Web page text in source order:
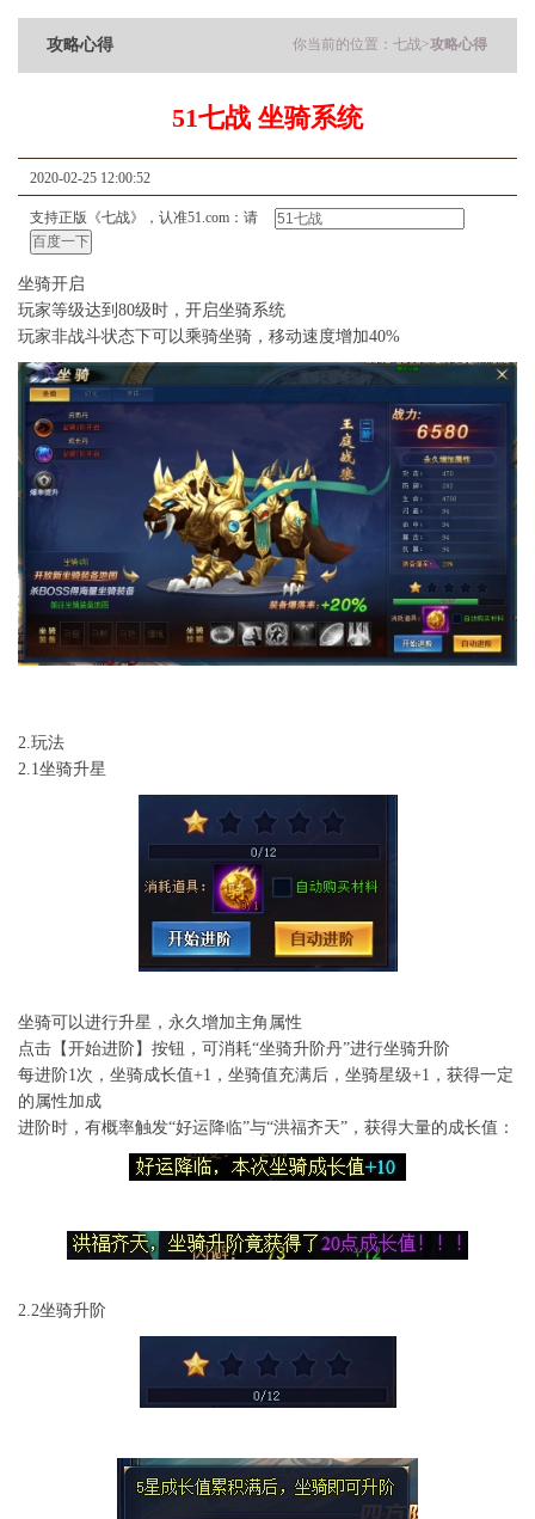
你当前的位置： 七战>攻略心得
攻略心得
51七战 坐骑系统
2020-02-25 12:00:52
支持正版《七战》，认准51.com：请
坐骑开启
玩家等级达到80级时，开启坐骑系统
玩家非战斗状态下可以乘骑坐骑，移动速度增加40%
2.玩法
2.1坐骑升星
坐骑可以进行升星，永久增加主角属性
点击【开始进阶】按钮，可消耗“坐骑升阶丹”进行坐骑升阶
每进阶1次，坐骑成长值+1，坐骑值充满后，坐骑星级+1，获得一定
的属性加成
进阶时，有概率触发“好运降临”与“洪福齐天”，获得大量的成长值：
2.2坐骑升阶